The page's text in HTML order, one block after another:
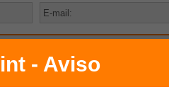
Lácteo
secretário de Defesa